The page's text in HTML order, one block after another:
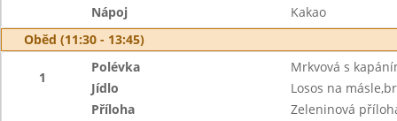
Nápoj
Kakao
Oběd (11:30 - 13:45)
1
Polévka
Mrkvová s
Jídlo
Losos na
Příloha
Zeleninová